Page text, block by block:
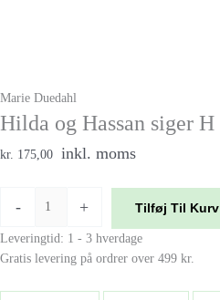
Marie Duedahl
Hilda og Hassan siger H
kr. 175,00 inkl. moms
- + Tilføj Til Kurv
Leveringtid: 1 - 3 hverdage
Gratis levering på ordrer over 499 kr.